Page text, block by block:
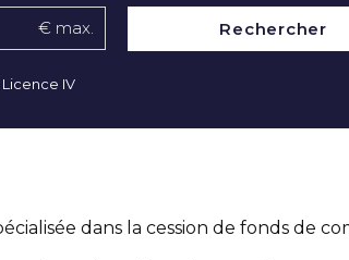
€ max. Rechercher
Licence IV
dans la cession de fonds de